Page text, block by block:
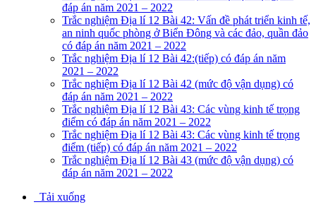
đáp án năm 2021 – 2022
Trắc nghiệm Địa lí 12 Bài 42: Vấn đề phát triển kinh tế,
an ninh quốc phòng ở Biển Đông và các đảo, quần đảo
có đáp án năm 2021 – 2022
Trắc nghiệm Địa lí 12 Bài 42:(tiếp) có đáp án năm
2021 – 2022
Trắc nghiệm Địa lí 12 Bài 42 (mức độ vận dụng) có
đáp án năm 2021 – 2022
Trắc nghiệm Địa lí 12 Bài 43: Các vùng kinh tế trọng
điểm có đáp án năm 2021 – 2022
Trắc nghiệm Địa lí 12 Bài 43: Các vùng kinh tế trọng
điểm (tiếp) có đáp án năm 2021 – 2022
Trắc nghiệm Địa lí 12 Bài 43 (mức độ vận dụng) có
đáp án năm 2021 – 2022
Tải xuống